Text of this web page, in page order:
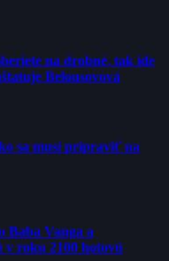
na drobné, tak ide
Belousovová
sa musí pripraviť na
Baba Vanga a
v roku 2100 hotovú